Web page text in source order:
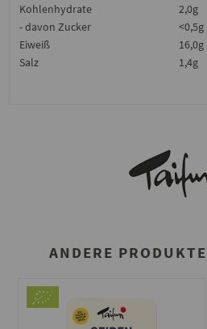
Kohlenhydrate
2,0g
- davon Zucker
<0,5g
Eiweiß
16,0g
Salz
1,4g
ANDERE